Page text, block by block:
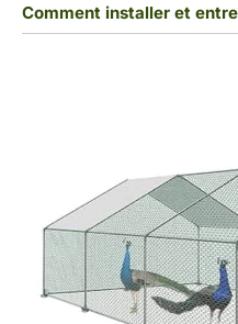
Comment installer et